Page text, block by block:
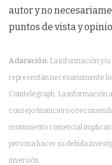
autor y no
puntos de vista y
Aclaración: La información y/u
representan necesariamente
Cointelegraph. La información
consejo financiero o
movimiento comercial implican
persona hacer su debida
inversión